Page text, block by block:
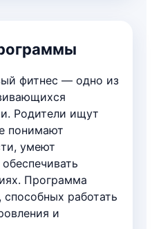
фитнес — одно из
Родители ищут
понимают
умеют
Программа
способных работать
и